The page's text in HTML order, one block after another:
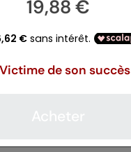
19,88 €
Victime de son succès